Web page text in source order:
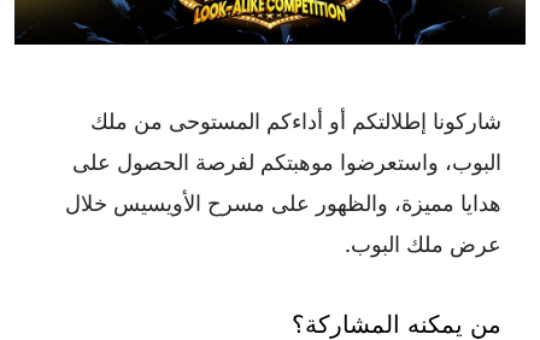
شاركونا إطلالتكم أو أداءكم المستوحى من ملك
البوب، واستعرضوا موهبتكم لفرصة الحصول على
هدايا مميزة، والظهور على مسرح الأويسيس خلال
عرض ملك البوب.
من يمكنه المشاركة؟